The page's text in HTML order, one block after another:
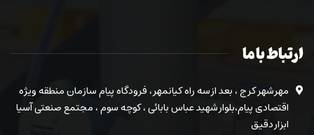
ارتباط با ما
مهرشهر کرج ، بعد از سه راه کیانمهر ، فرودگاه پیام سازمان منطقه ویژه
اقتصادی پیام،بلوار شهید عباس بابائی ، کوچه سوم ، مجتمع صنعتی آسیا
ابزار دقیق